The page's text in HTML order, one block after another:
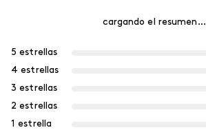
cargando el resumen…
5 estrellas
4 estrellas
3 estrellas
2 estrellas
1 estrella